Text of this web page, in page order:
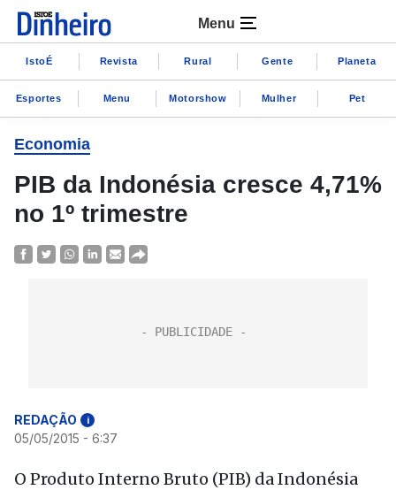
Menu
IstoÉ Revista Rural Gente Planeta
Esportes Menu Motorshow Mulher Pet
Economia
PIB da Indonésia cresce 4,71%
no 1º trimestre
REDAÇÃO i
05/05/2015 - 6:37
O Produto Interno Bruto (PIB) da Indonésia